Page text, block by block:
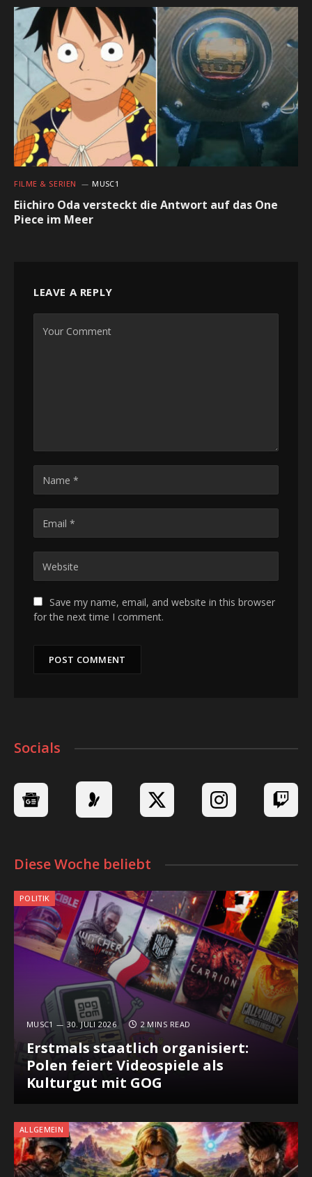
FILME & SERIEN MUSC1
Eiichiro Oda versteckt die Antwort auf das One
Piece im Meer
LEAVE A REPLY
Save my name, email, and website in this browser
for the next time I comment.
Socials
Diese Woche beliebt
POLITIK
MUSC1 30. JULI 2026 2 MINS READ
Erstmals staatlich organisiert:
Polen feiert Videospiele als
Kulturgut mit GOG
ALLGEMEIN